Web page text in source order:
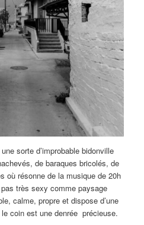
sorte d’improbable bidonville
de baraques bricolés, de
où résonne de la musique de 20h
pas très sexy comme paysage
calme, propre et dispose d’une
coin est une denrée précieuse.